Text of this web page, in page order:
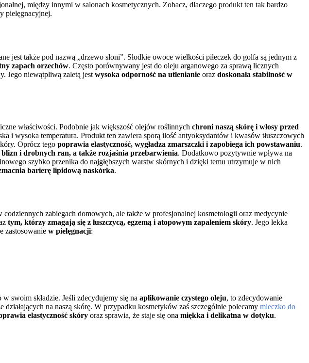
między innymi w salonach kosmetycznych. Zobacz, dlaczego produkt ten tak bardzo
pielęgnacyjnej.
jest także pod nazwą „drzewo słoni”. Słodkie owoce wielkości piłeczek do golfa są jednym z
zapach orzechów. Często porównywany jest do oleju arganowego za sprawą licznych
Jego niewątpliwą zaletą jest wysoka odporność na utlenianie oraz doskonała stabilność w
właściwości. Podobnie jak większość olejów roślinnych chroni naszą skórę i włosy przed
i wysoka temperatura. Produkt ten zawiera sporą ilość antyoksydantów i kwasów tłuszczowych
Oprócz tego poprawia elastyczność, wygładza zmarszczki i zapobiega ich powstawaniu.
blizn i drobnych ran, a także rozjaśnia przebarwienia. Dodatkowo pozytywnie wpływa na
szybko przenika do najgłębszych warstw skórnych i dzięki temu utrzymuje w nich
barierę lipidową naskórka.
zabiegach domowych, ale także w profesjonalnej kosmetologii oraz medycynie
tym, którzy zmagają się z łuszczycą, egzemą i atopowym zapaleniem skóry. Jego lekka
zastosowanie w pielęgnacji:
swoim składzie. Jeśli zdecydujemy się na aplikowanie czystego oleju, to zdecydowanie
na naszą skórę. W przypadku kosmetyków zaś szczególnie polecamy mleczko do
elastyczność skóry oraz sprawia, że staje się ona miękka i delikatna w dotyku.